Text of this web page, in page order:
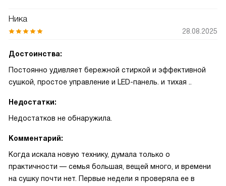
Ника
28.08.2025
Достоинства:
Постоянно удивляет бережной стиркой и эффективной
сушкой, простое управление и LED-панель. и тихая ..
Недостатки:
Недостатков не обнаружила.
Комментарий:
Когда искала новую технику, думала только о
практичности — семья большая, вещей много, и времени
на сушку почти нет. Первые недели я проверяла ее в